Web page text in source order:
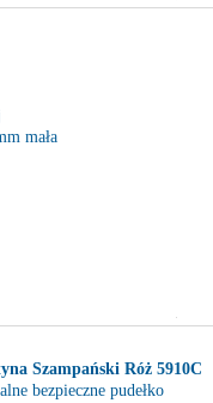
mała
Szampański Róż 5910C
bezpieczne pudełko